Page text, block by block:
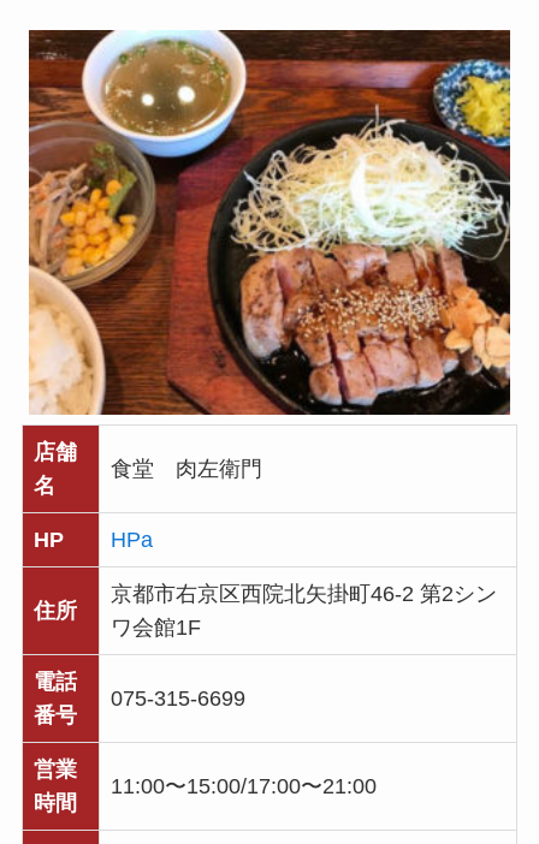
店舗
名
食堂 肉左衛門
HP HPa
住所
京都市右京区西院北矢掛町46-2 第2シン
ワ会館1F
電話
番号
075-315-6699
営業
時間
11:00〜15:00/17:00〜21:00